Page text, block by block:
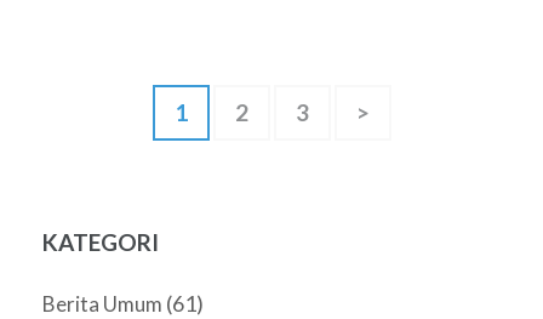
Halaman
1 Halaman
2 Halaman
3 >
KATEGORI
Berita Umum (61)